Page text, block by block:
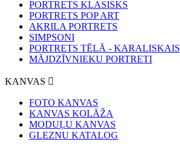
PORTRETS KLASISKS
PORTRETS POP ART
AKRILA PORTRETS
SIMPSONI
PORTRETS TĒLĀ - KARALISKAIS
MĀJDZĪVNIEKU PORTRETI
KANVAS
FOTO KANVAS
KANVAS KOLĀŽA
MODUĻU KANVAS
GLEZNU KATALOG